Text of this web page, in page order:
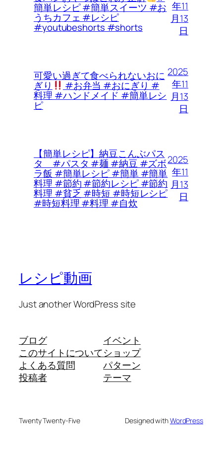
簡単レシピ #簡単スイーツ #お
うちカフェ #レシピ
#youtubeshorts #shorts
年11
月13
日
可愛い過ぎて食べられないおに
ぎり #お弁当 #おにぎり #
料理 #ハンドメイド #簡単レシ
ピ
2025
年11
月13
日
【簡単レシピ】納豆こんぶパス
タ #パスタ #麺 #納豆 #ズボ
ラ飯 #簡単レシピ #簡単 #簡単
料理 #節約 #節約レシピ #節約
料理 #貧乏 #時短 #時短レシピ
#時短料理 #料理 #自炊
2025
年11
月13
日
レシピ動画
Just another WordPress site
ブログ
このサイトについて
よくある質問
投稿者
イベント
ショップ
パターン
テーマ
Twenty Twenty-Five Designed withWordPress